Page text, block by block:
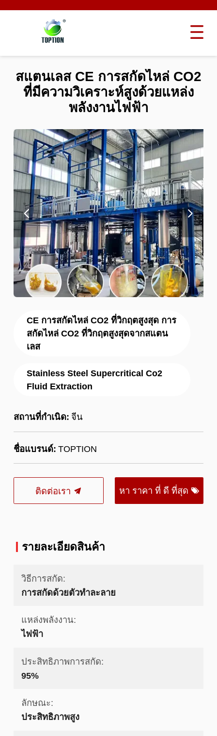
CE การสกัดไหล่ CO2 ที่วิกฤตสูงสุด การ
สกัดไหล่ CO2 ที่วิกฤตสูงสุดจากสแตน
เลส
Stainless Steel Supercritical Co2
Fluid Extraction
สถานที่กำเนิด: จีน
ชื่อแบรนด์: TOPTION
ติดต่อเรา หา ราคา ที่ ดี ที่สุด
สแตนเลส CE การสกัดไหล่ CO2
ที่มีความวิเคราะห์สูงด้วยแหล่ง
พลังงานไฟฟ้า
รายละเอียดสินค้า
วิธีการสกัด:
การสกัดด้วยตัวทำละลาย
แหล่งพลังงาน:
ไฟฟ้า
ประสิทธิภาพการสกัด:
95%
ลักษณะ:
ประสิทธิภาพสูง